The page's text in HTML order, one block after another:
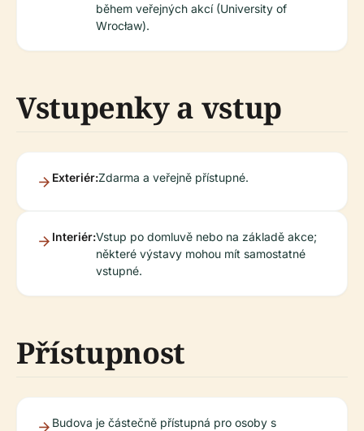
během veřejných akcí (University of
Wrocław).
Vstupenky a vstup
Exteriér:Zdarma a veřejně přístupné.
Interiér:Vstup po domluvě nebo na základě akce;
některé výstavy mohou mít samostatné
vstupné.
Přístupnost
Budova je částečně přístupná pro osoby s